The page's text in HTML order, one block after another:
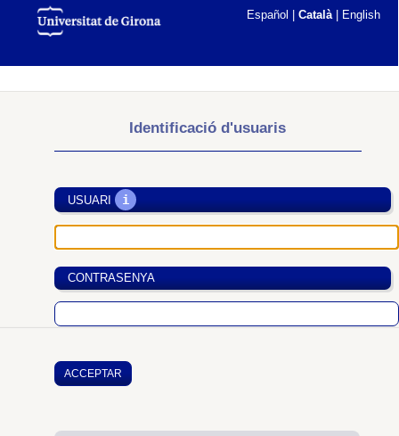
Español Català| English
Identificació d'usuaris
USUARI i
CONTRASENYA